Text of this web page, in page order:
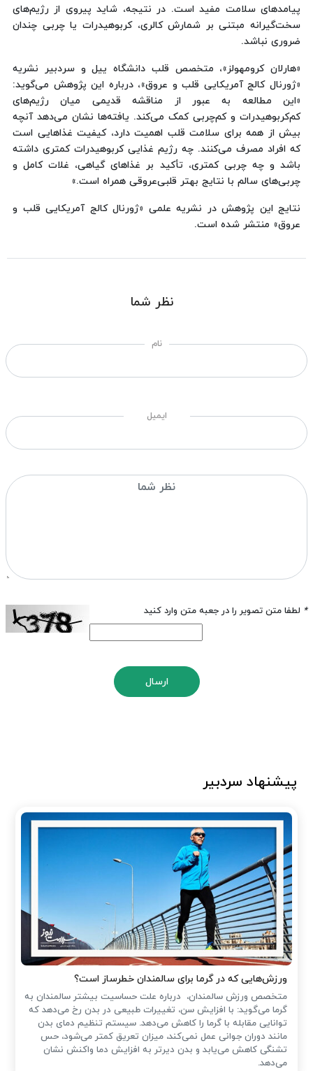
پیامدهای سلامت مفید است. در نتیجه، شاید پیروی از رژیم‌های
سخت‌گیرانه مبتنی بر شمارش کالری، کربوهیدرات یا چربی چندان
ضروری نباشد.
«هارلان کرومهولز»، متخصص قلب دانشگاه ییل و سردبیر نشریه
«ژورنال کالج آمریکایی قلب و عروق»، درباره این پژوهش می‌گوید:
«این مطالعه به عبور از مناقشه قدیمی میان رژیم‌های
کم‌کربوهیدرات و کم‌چربی کمک می‌کند. یافته‌ها نشان می‌دهد آنچه
بیش از همه برای سلامت قلب اهمیت دارد، کیفیت غذاهایی است
که افراد مصرف می‌کنند. چه رژیم غذایی کربوهیدرات کمتری داشته
باشد و چه چربی کمتری، تأکید بر غذاهای گیاهی، غلات کامل و
چربی‌های سالم با نتایج بهتر قلبی‌عروقی همراه است.»
نتایج این پژوهش در نشریه علمی «ژورنال کالج آمریکایی قلب و
عروق» منتشر شده است.
نظر شما
نام
ایمیل
* لطفا متن تصویر را در جعبه متن وارد کنید
ارسال
پیشنهاد سردبیر
ورزش‌هایی که در گرما برای سالمندان خطرساز است؟
متخصص ورزش سالمندان، درباره علت حساسیت بیشتر سالمندان به
گرما می‌گوید: با افزایش سن، تغییرات طبیعی در بدن رخ می‌دهد که
توانایی مقابله با گرما را کاهش می‌دهد. سیستم تنظیم دمای بدن
مانند دوران جوانی عمل نمی‌کند، میزان تعریق کمتر می‌شود، حس
تشنگی کاهش می‌یابد و بدن دیرتر به افزایش دما واکنش نشان
می‌دهد.